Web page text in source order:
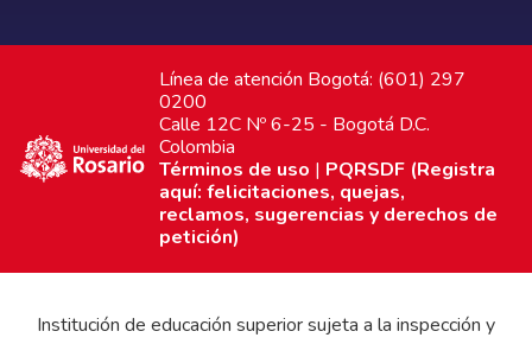
Línea de atención Bogotá: (601) 297
0200
Calle 12C Nº 6-25 - Bogotá D.C.
Colombia
Términos de uso | PQRSDF (Registra
aquí: felicitaciones, quejas,
reclamos, sugerencias y derechos de
petición)
Institución de educación superior sujeta a la inspección y